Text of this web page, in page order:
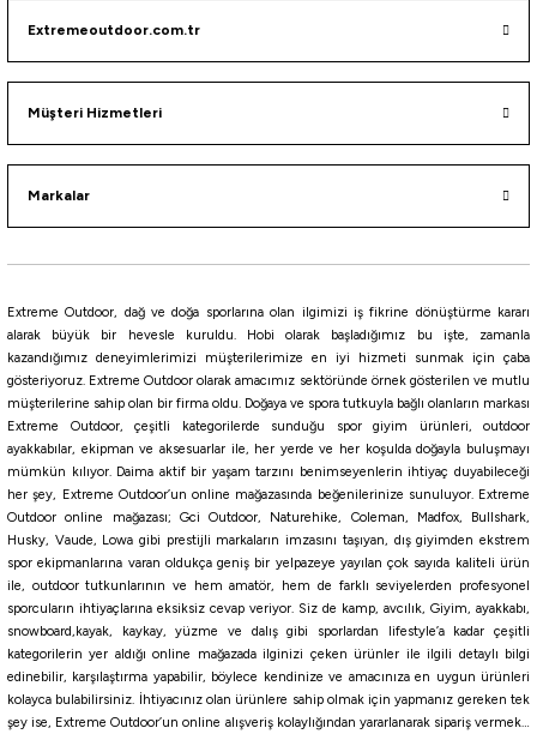
Extremeoutdoor.com.tr
Müşteri Hizmetleri
Markalar
Extreme Outdoor, dağ ve doğa sporlarına olan ilgimizi iş fikrine dönüştürme kararı
alarak büyük bir hevesle kuruldu. Hobi olarak başladığımız bu işte, zamanla
kazandığımız deneyimlerimizi müşterilerimize en iyi hizmeti sunmak için çaba
gösteriyoruz. Extreme Outdoor olarak amacımız sektöründe örnek gösterilen ve mutlu
müşterilerine sahip olan bir firma oldu. Doğaya ve spora tutkuyla bağlı olanların markası
Extreme Outdoor, çeşitli kategorilerde sunduğu spor giyim ürünleri, outdoor
ayakkabılar, ekipman ve aksesuarlar ile, her yerde ve her koşulda doğayla buluşmayı
mümkün kılıyor. Daima aktif bir yaşam tarzını benimseyenlerin ihtiyaç duyabileceği
her şey, Extreme Outdoor’un online mağazasında beğenilerinize sunuluyor. Extreme
Outdoor online mağazası; Gci Outdoor, Naturehike, Coleman, Madfox, Bullshark,
Husky, Vaude, Lowa gibi prestijli markaların imzasını taşıyan, dış giyimden ekstrem
spor ekipmanlarına varan oldukça geniş bir yelpazeye yayılan çok sayıda kaliteli ürün
ile, outdoor tutkunlarının ve hem amatör, hem de farklı seviyelerden profesyonel
sporcuların ihtiyaçlarına eksiksiz cevap veriyor. Siz de kamp, avcılık, Giyim, ayakkabı,
snowboard,kayak, kaykay, yüzme ve dalış gibi sporlardan lifestyle’a kadar çeşitli
kategorilerin yer aldığı online mağazada ilginizi çeken ürünler ile ilgili detaylı bilgi
edinebilir, karşılaştırma yapabilir, böylece kendinize ve amacınıza en uygun ürünleri
kolayca bulabilirsiniz. İhtiyacınız olan ürünlere sahip olmak için yapmanız gereken tek
şey ise, Extreme Outdoor’un online alışveriş kolaylığından yararlanarak sipariş vermek…